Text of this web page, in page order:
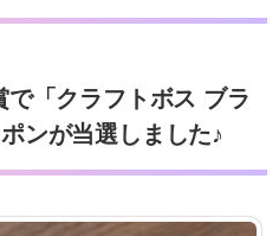
で「クラフトボス ブラ
ンが当選しました♪